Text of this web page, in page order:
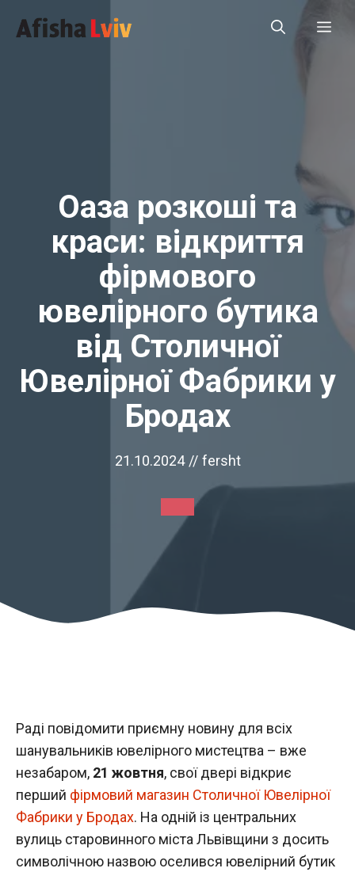
Оаза розкоші та
краси: відкриття
фірмового
ювелірного бутика
від Столичної
Ювелірної Фабрики у
Бродах
21.10.2024 // fersht
Раді повідомити приємну новину для всіх
шанувальників ювелірного мистецтва – вже
незабаром, 21 жовтня, свої двері відкриє
перший фірмовий магазин Столичної Ювелірної
Фабрики у Бродах. На одній із центральних
вулиць старовинного міста Львівщини з досить
символічною назвою оселився ювелірний бутик